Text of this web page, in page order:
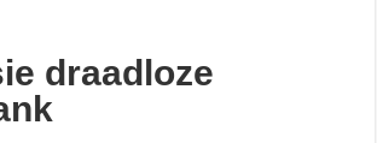
draadloze